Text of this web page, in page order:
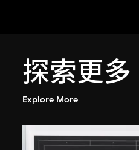
探索更多
Explore More